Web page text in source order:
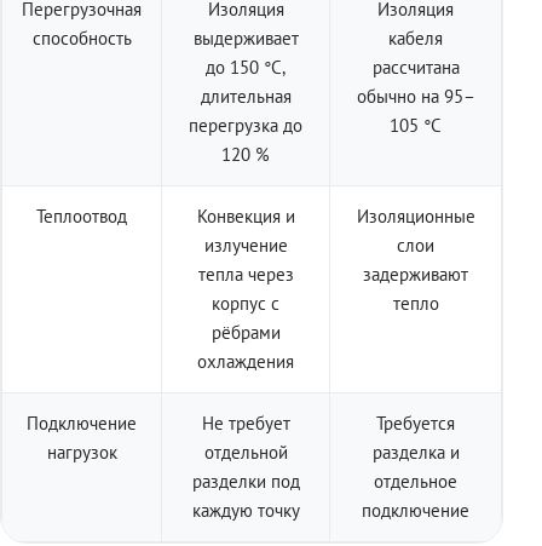
Перегрузочная
способность
Изоляция
выдерживает
до 150 °C,
длительная
перегрузка до
120 %
Изоляция
кабеля
рассчитана
обычно на 95–
105 °C
Теплоотвод
Конвекция и
излучение
тепла через
корпус с
рёбрами
охлаждения
Изоляционные
слои
задерживают
тепло
Подключение
нагрузок
Не требует
отдельной
разделки под
каждую точку
Требуется
разделка и
отдельное
подключение